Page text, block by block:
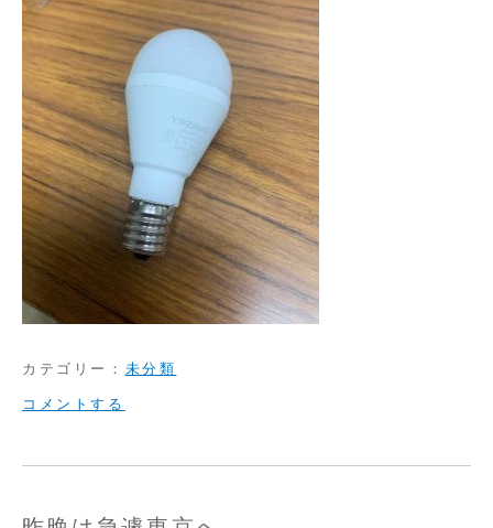
カテゴリー： 未分類
コメントする
電